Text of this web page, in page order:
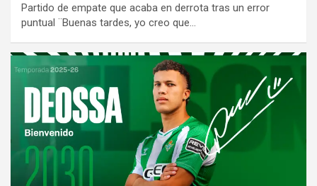
Partido de empate que acaba en derrota tras un error
puntual ¨Buenas tardes, yo creo que…